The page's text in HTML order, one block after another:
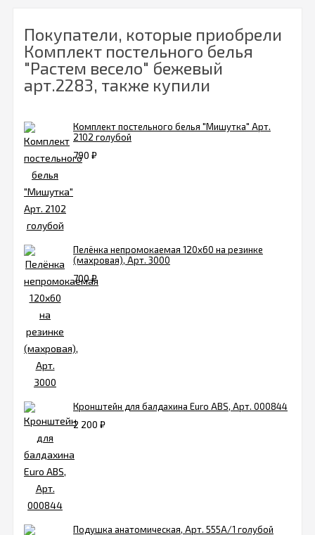
Покупатели, которые приобрели
Комплект постельного белья
"Растем весело" бежевый
арт.2283, также купили
Комплект постельного белья "Мишутка" Арт.
2102 голубой
790 ₽
Пелёнка непромокаемая 120х60 на резинке
(махровая), Арт. 3000
700₽
Кронштейн для балдахина Euro ABS, Арт. 000844
2 200 ₽
Подушка анатомическая, Арт. 555A/1 голубой